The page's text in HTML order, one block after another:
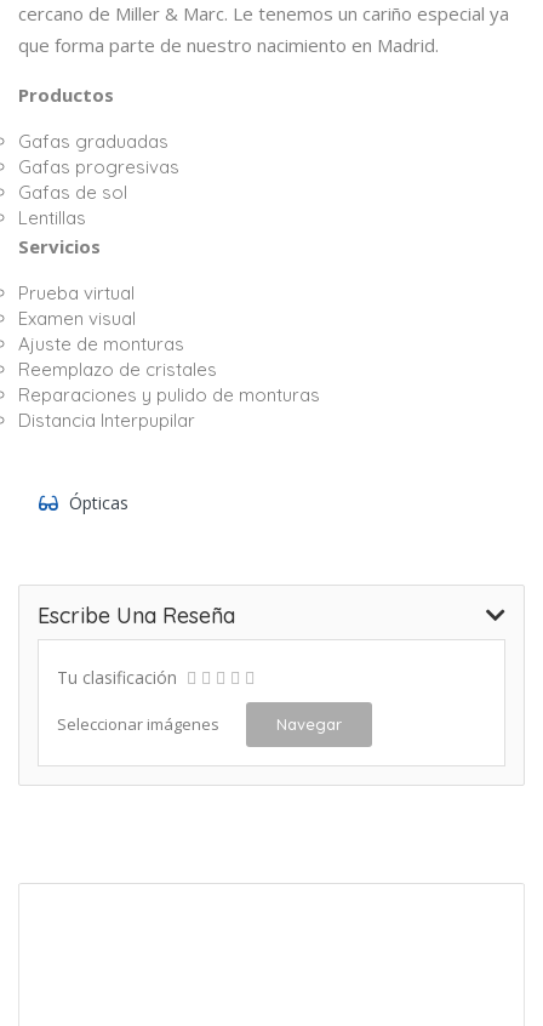
cercano de Miller & Marc. Le tenemos un cariño especial ya
que forma parte de nuestro nacimiento en Madrid.
Productos
Gafas graduadas
Gafas progresivas
Gafas de sol
Lentillas
Servicios
Prueba virtual
Examen visual
Ajuste de monturas
Reemplazo de cristales
Reparaciones y pulido de monturas
Distancia Interpupilar
Ópticas
Escribe Una Reseña
Tu clasificación
Seleccionar imágenes Navegar